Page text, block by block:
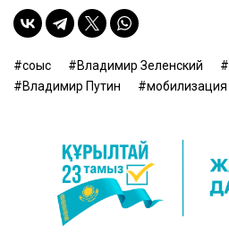
соғыс Владимир Зеленский
Владимир Путин
мобилизация